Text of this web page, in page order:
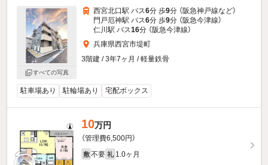
すべての写真
西宮北口駅 バス6分 歩9分 （阪急神戸線など）
門戸厄神駅 バス6分 歩9分 （阪急今津線）
仁川駅 バス16分 （阪急今津線）
兵庫県西宮市堤町
3階建 / 3年7ヶ月 / 軽量鉄骨
駐車場あり 駐輪場あり 宅配ボックス
10万円
（管理費6,500円）
敷 不要 礼 1.0ヶ月